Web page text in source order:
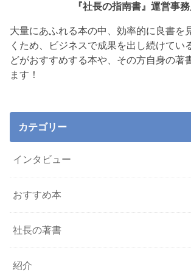
『社長の指南書』運営事
大量にあふれる本の中、効率的に良書を
くため、ビジネスで成果を出し続けてい
どがおすすめする本や、その方自身の著
ます！
カテゴリー
インタビュー
おすすめ本
社長の著書
紹介